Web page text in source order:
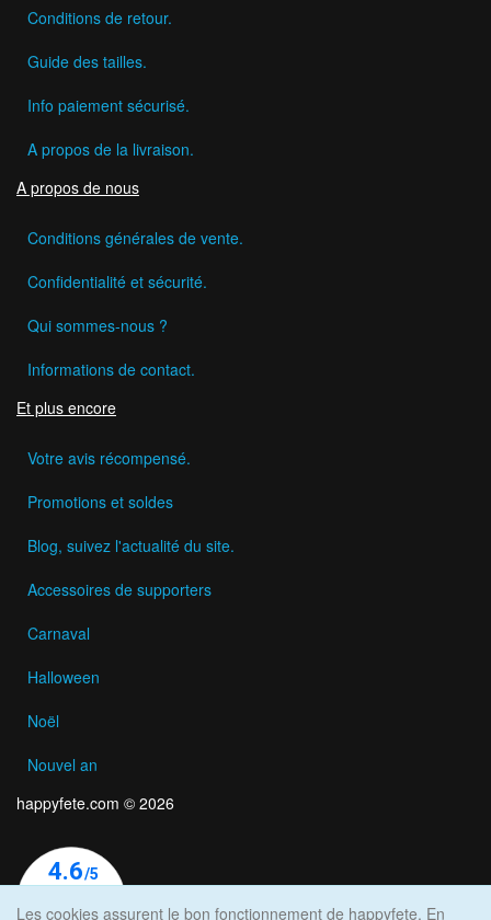
Conditions de retour.
Guide des tailles.
Info paiement sécurisé.
A propos de la livraison.
A propos de nous
Conditions générales de vente.
Confidentialité et sécurité.
Qui sommes-nous ?
Informations de contact.
Et plus encore
Votre avis récompensé.
Promotions et soldes
Blog, suivez l'actualité du site.
Accessoires de supporters
Carnaval
Halloween
Noël
Nouvel an
happyfete.com © 2026
Les cookies assurent le bon fonctionnement de happyfete. En